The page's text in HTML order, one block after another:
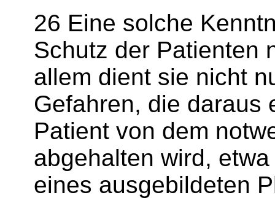
26 Eine solche
Schutz der Patienten
allem dient sie nicht
Gefahren, die daraus
Patient von dem
abgehalten wird,
eines ausgebildeten